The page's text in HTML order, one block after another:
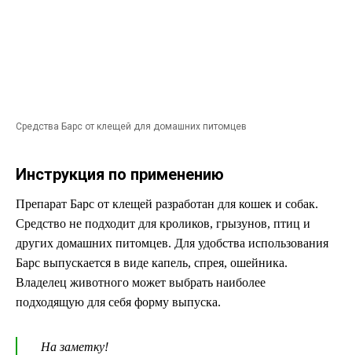
Средства Барс от клещей для домашних питомцев
Инструкция по применению
Препарат Барс от клещей разработан для кошек и собак.
Средство не подходит для кроликов, грызунов, птиц и
других домашних питомцев. Для удобства использования
Барс выпускается в виде капель, спрея, ошейника.
Владелец животного может выбрать наиболее
подходящую для себя форму выпуска.
На заметку!